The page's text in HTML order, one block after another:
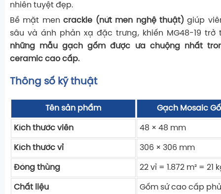
nhiên tuyệt đẹp.
Bề mặt mencrackle (nứt men nghệ thuật)giúp
sâu và ánh phản xạ đặc trưng, khiến MG48-19
những mẫu gạch gốm được ưa chuộng nhất
ceramic cao cấp.
Thông số kỹ thuật
Tên sản phẩm Gạch Mosaic
Kích thước viên 48 × 48 mm
Kích thước vỉ 306 × 306 mm
Đóng thùng 22 vỉ = 1.872 m² = 21
Chất liệu Gốm sứ cao cấp